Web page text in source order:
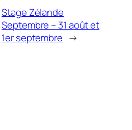
Stage Zélande
Septembre – 31 août et
1er septembre →